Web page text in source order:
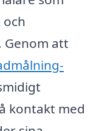
och
Genom att
kontakt med